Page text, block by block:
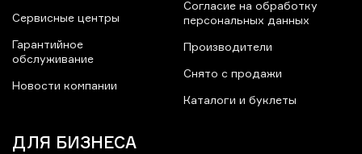
Сервисные центры
Гарантийное
обслуживание
Новости компании
Согласие на обработку
персональных данных
Производители
Снято с продажи
Каталоги и буклеты
ДЛЯ БИЗНЕСА